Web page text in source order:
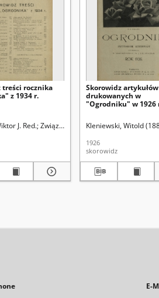
Ogrodniczych
treści rocznika
z 1934 r.
J. Red. Związek Polskich Zrzeszeń
Skorowidz artykułów
drukowanych w
"Ogrodniku" w 1926
Kleniewski, Witold
1926
skorowidz
E-